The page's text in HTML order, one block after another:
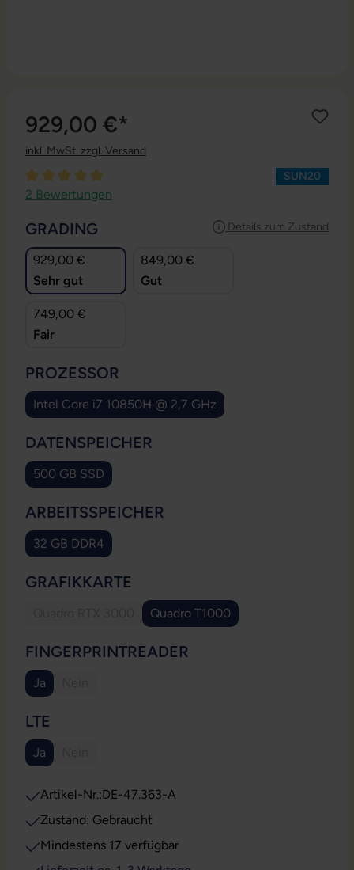
929,00 €*
inkl. MwSt. zzgl. Versand
Durchschnittliche Bewertung von 5 von 5 Sternen
2 Bewertungen
SUN20
Details zum Zustand
GRADING
929,00 €
Sehr gut
849,00 €
Gut
749,00 €
Fair
PROZESSOR
Intel Core i7 10850H @ 2,7 GHz
DATENSPEICHER
500 GB SSD
ARBEITSSPEICHER
32 GB DDR4
GRAFIKKARTE
(Diese Option ist zurzeit nicht verfügbar.)
Quadro T1000
FINGERPRINTREADER
Ja
LTE
Ja
Artikel-Nr.:DE-47.363-A
Zustand: Gebraucht
Mindestens 17 verfügbar